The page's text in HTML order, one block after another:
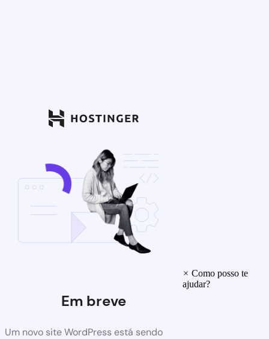
Em breve
Um novo site WordPress está sendo
× Como posso te
ajudar?